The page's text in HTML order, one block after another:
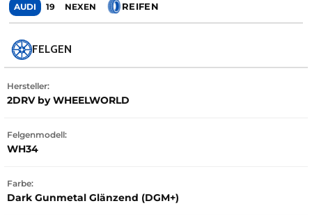
AUDI 19 NEXEN REIFEN
FELGEN
Hersteller:
2DRV by WHEELWORLD
Felgenmodell:
WH34
Farbe:
Dark Gunmetal Glänzend (DGM+)